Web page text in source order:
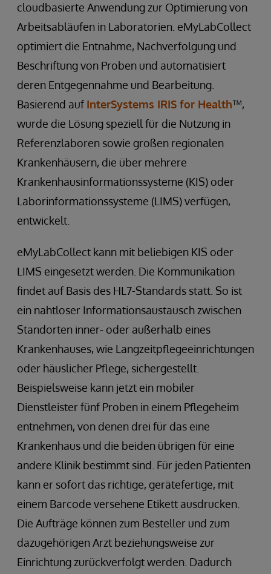
cloudbasierte Anwendung zur Optimierung von
Arbeitsabläufen in Laboratorien. eMyLabCollect
optimiert die Entnahme, Nachverfolgung und
Beschriftung von Proben und automatisiert
deren Entgegennahme und Bearbeitung.
Basierend auf InterSystems IRIS for Health™,
wurde die Lösung speziell für die Nutzung in
Referenzlaboren sowie großen regionalen
Krankenhäusern, die über mehrere
Krankenhausinformationssysteme (KIS) oder
Laborinformationssysteme (LIMS) verfügen,
entwickelt.
eMyLabCollect kann mit beliebigen KIS oder
LIMS eingesetzt werden. Die Kommunikation
findet auf Basis des HL7-Standards statt. So ist
ein nahtloser Informationsaustausch zwischen
Standorten inner- oder außerhalb eines
Krankenhauses, wie Langzeitpflegeeinrichtungen
oder häuslicher Pflege, sichergestellt.
Beispielsweise kann jetzt ein mobiler
Dienstleister fünf Proben in einem Pflegeheim
entnehmen, von denen drei für das eine
Krankenhaus und die beiden übrigen für eine
andere Klinik bestimmt sind. Für jeden Patienten
kann er sofort das richtige, gerätefertige, mit
einem Barcode versehene Etikett ausdrucken.
Die Aufträge können zum Besteller und zum
dazugehörigen Arzt beziehungsweise zur
Einrichtung zurückverfolgt werden. Dadurch